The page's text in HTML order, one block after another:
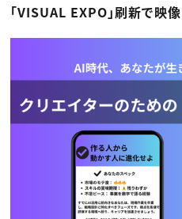
マーケティング
ディレクション
業界解説・キャリア事情
アプリクリエイター
ゲームクリエイター
映像クリエイター
クリエイターインタビュー
C＆R Magazine
ニュース・トレンド
ニュース・トレンド トップ
Web
映像
ゲーム・エンタメ
広告
CREATIVE VILLAGEからの
プロフェッショナル
「VISUAL EXPO」刷新で映